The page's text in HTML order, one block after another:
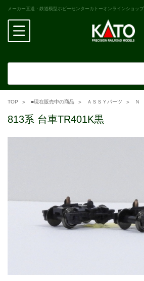
メーカー直送・鉄道模型ホビーセンターカトーオンラインショップ
TOP ■現在販売中の商品 ＡＳＳＹパーツ Ｎ
813系 台車TR401K黒